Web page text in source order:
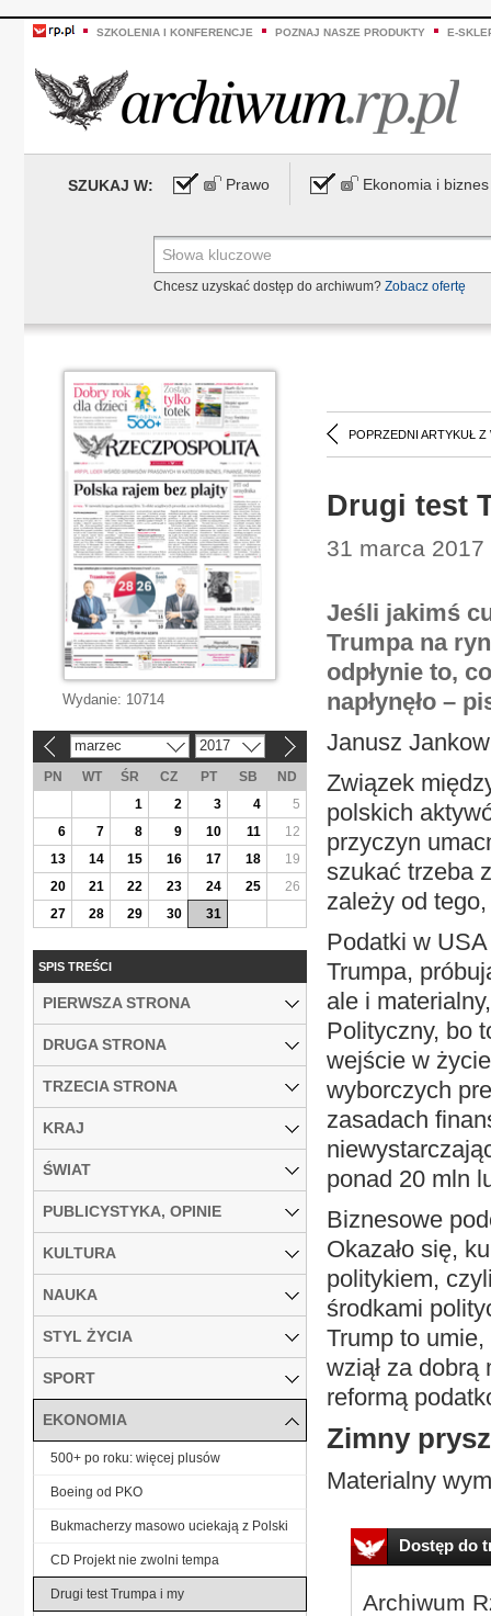
SZKOLENIA I KONFERENCJE POZNAJ NASZE PRODUKTY E-
SZUKAJ W: Prawo Ekonomia i biznes
Chcesz uzyskać dostęp do archiwum? Zobacz ofertę
POPRZEDNI ARTYKUŁ Z
Drugi test
31 marca
Jeśli jakimś
Trumpa na
odpłynie to,
napłynęło –
Janusz
Związek
polskich
przyczyn
szukać trzeba
zależy od
Podatki w
Trumpa,
ale i
Polityczny, bo
wejście w
wyborczych
zasadach
ponad 20 mln
Biznesowe
Okazało się,
politykiem,
środkami
Trump to
wziął za
reformą
Zimny
Materialny
Dostęp do
Archiwum
Wydanie: 10714
marzec 2017
PN WT ŚR CZ PT SB
ND
1
2 3 4
5
6
7 8 9 10 11
12
13
14 15 16 17 18
19
20
21 22 23 24 25
26
27
28 29 30 31
SPIS TREŚCI
PIERWSZA STRONA
DRUGA STRONA
TRZECIA STRONA
KRAJ
ŚWIAT
PUBLICYSTYKA, OPINIE
KULTURA
NAUKA
STYL ŻYCIA
SPORT
EKONOMIA
500+ po roku: więcej plusów
Boeing od PKO
Bukmacherzy masowo uciekają z Polski
CD Projekt nie zwolni tempa
Drugi test Trumpa i my